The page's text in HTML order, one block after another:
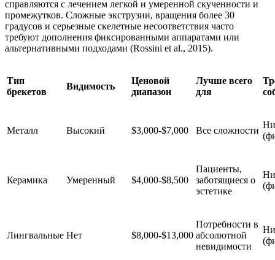
справляются с лечением легкой и умеренной скученности и
промежутков. Сложные экструзии, вращения более 30
градусов и серьезные скелетные несоответствия часто
требуют дополнения фиксированными аппаратами или
альтернативными подходами (Rossini et al., 2015).
Тип
брекетов
Видимость
Ценовой
диапазон
Лучше всего
для
Металл Высокий $3,000-$7,000 Все сложности
Керамика Умеренный $4,000-$8,500
Пациенты,
заботящиеся о
эстетике
Лингвальные Нет $8,000-$13,000
Потребности в
абсолютной
невидимости